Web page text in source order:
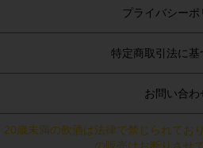
プライバシーポ
特定商取引法に基
お問い合わ
20歳未満の飲酒は法律で禁じられてお